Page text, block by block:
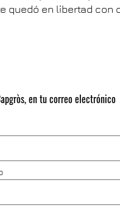
quedó en libertad con
en tu correo electrónico